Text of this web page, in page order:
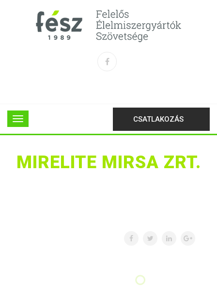
CSATLAKOZÁS
MIRELITE MIRSA ZRT.